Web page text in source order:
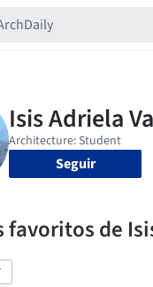
Seguir
favoritos de